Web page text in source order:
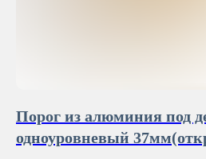
Порог из алюминия под
одноуровневый